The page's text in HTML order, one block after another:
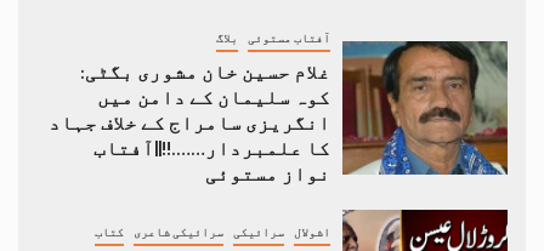
آفتاب مستوئی بلاگ
غلام حسین خان مشوری بگٹی:
کوہ سلیمان کے دامن میں
انگریزی سامراج کے خلاف جہاد
کا علمبردار…….!!||آفتاب
نواز مستوئی
اشولال سرائیکی سرائیکی شاعری کتاب